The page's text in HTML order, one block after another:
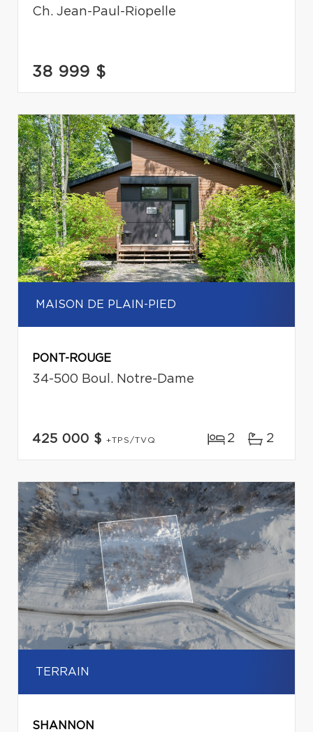
Ch. Jean-Paul-Riopelle
38 999 $
MAISON DE PLAIN-PIED
PONT-ROUGE
34-500 Boul. Notre-Dame
425 000 $ +TPS/TVQ 2 2
TERRAIN
SHANNON